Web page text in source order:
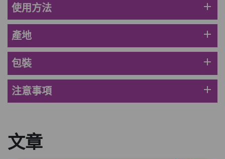
HKD$169
HKD$369
加入購物車
男補精力丸5:1 (到期日2028年1月)
HKD$169 加入購物車
使用方法 add
產地 add
包裝 add
注意事項 add
文章